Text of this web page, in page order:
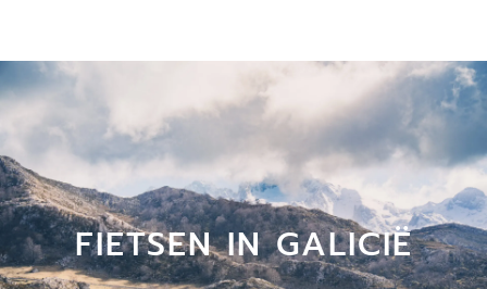
FIETSEN IN GALICIË